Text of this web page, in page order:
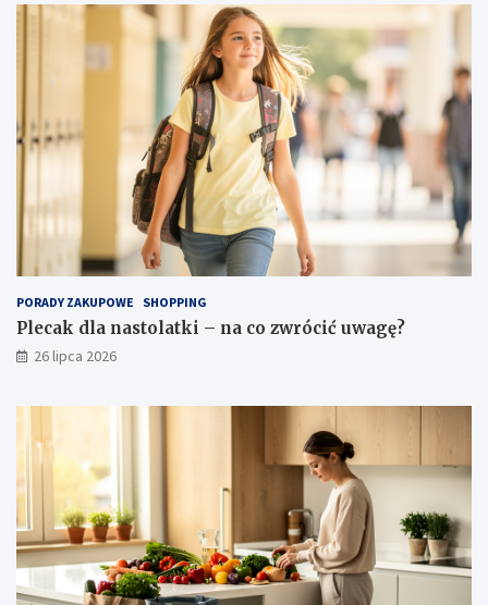
PORADY ZAKUPOWE SHOPPING
Plecak dla nastolatki – na co zwrócić uwagę?
26 lipca 2026